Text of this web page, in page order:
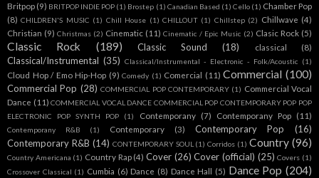
Britpop (9) BRITPOP INDIE POP (1) Brostep (1) Canadian Based (1) Cello (1) Chamber Pop
(8) CHILDREN'S MUSIC (1) Chill House (1) CHILLOUT (1) Chillstep (2) Chillwave (4)
Christian (9) Christmas (2) Cinematic (11) Cinematic / Epic Music (2) Clasic Rock (5)
Classic Rock (189) Classic Sound (18) classical (8)
Classical/Instrumental (35) Classical/Instrumental - Electronic - Folk/Acoustic (1)
Cloud Hop / Emo Hip-Hop (9) Comedy (1) Comercial (11) Commercial (100)
Commercial Pop (28) COMMERCIAL POP CONTEMPORARY (1) Commercial Vocal
Dance (11) COMMERCIAL VOCAL DANCE COMMERCIAL POP CONTEMPORARY POP POP
ELECTRONIC POP SYNTH POP
(1) Contemporany (7) Contemporany Pop (11)
Contemporany R&B (1) Contemporary (3) Contemporary Pop
(16)
Contemporary R&B (14) CONTEMPORARY SOUL (1) Corridos (1) Country (96)
Country Americana (1) Country Rap (4) Cover (26) Cover (official) (25) Covers (1)
Crossover Classical (1) Cumbia (6) Dance (8) Dance Hall (5) Dance Pop (204)